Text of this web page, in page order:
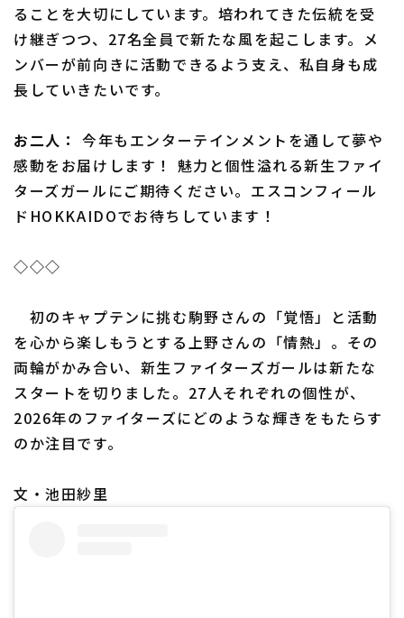
ることを大切にしています。培われてきた伝統を受
け継ぎつつ、27名全員で新たな風を起こします。メ
ンバーが前向きに活動できるよう支え、私自身も成
長していきたいです。
お二人： 今年もエンターテインメントを通して夢や
感動をお届けします！ 魅力と個性溢れる新生ファイ
ターズガールにご期待ください。エスコンフィール
ドHOKKAIDOでお待ちしています！
◇◇◇
初のキャプテンに挑む駒野さんの「覚悟」と活動
を心から楽しもうとする上野さんの「情熱」。その
両輪がかみ合い、新生ファイターズガールは新たな
スタートを切りました。27人それぞれの個性が、
2026年のファイターズにどのような輝きをもたらす
のか注目です。
文・池田紗里